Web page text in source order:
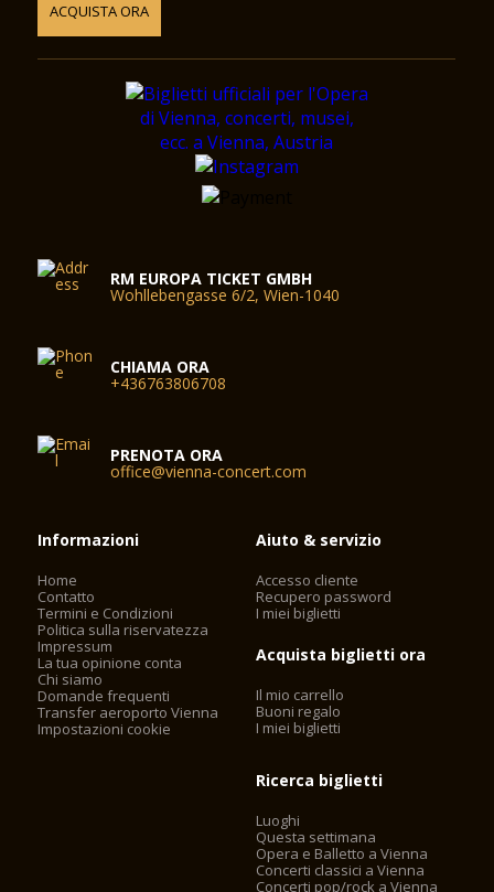
ACQUISTA ORA
RM EUROPA TICKET GMBH
Wohllebengasse 6/2, Wien-1040
CHIAMA ORA
+436763806708
PRENOTA ORA
office@vienna-concert.com
Informazioni
Home
Contatto
Termini e Condizioni
Politica sulla riservatezza
Impressum
La tua opinione conta
Chi siamo
Domande frequenti
Transfer aeroporto Vienna
Impostazioni cookie
Aiuto & servizio
Accesso cliente
Recupero password
I miei biglietti
Acquista biglietti ora
Il mio carrello
Buoni regalo
I miei biglietti
Ricerca biglietti
Luoghi
Questa settimana
Opera e Balletto a Vienna
Concerti classici a Vienna
Concerti pop/rock a Vienna